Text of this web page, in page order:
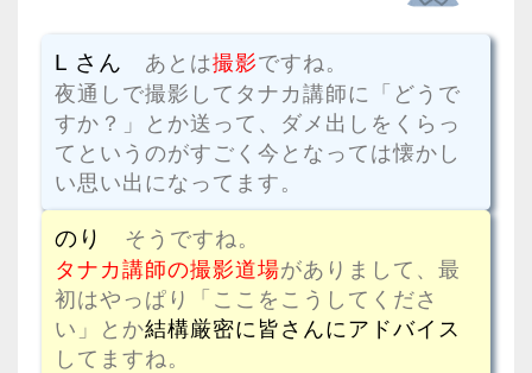
L さん あとは撮影ですね。
夜通しで撮影してタナカ講師に「どうで
すか？」とか送って、ダメ出しをくらっ
てというのがすごく今となっては懐かし
い思い出になってます。
のり
そうですね。
タナカ講師の撮影道場がありまして、最
初はやっぱり「ここをこうしてくださ
い」とか結構厳密に皆さんにアドバイス
してますね。